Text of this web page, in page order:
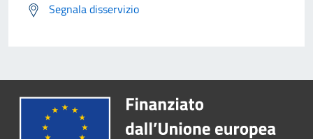
Segnala disservizio